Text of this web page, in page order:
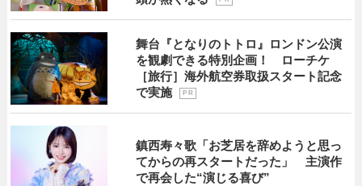
舞台『となりのトトロ』ロンドン公演
を観劇できる特別企画！ ローチケ
［旅行］海外航空券取扱スタート記念
で実施
P R
鎮西寿々歌「お芝居を辞めようと思っ
てからの再スタートだった」 主演作
で再会した“演じる喜び”